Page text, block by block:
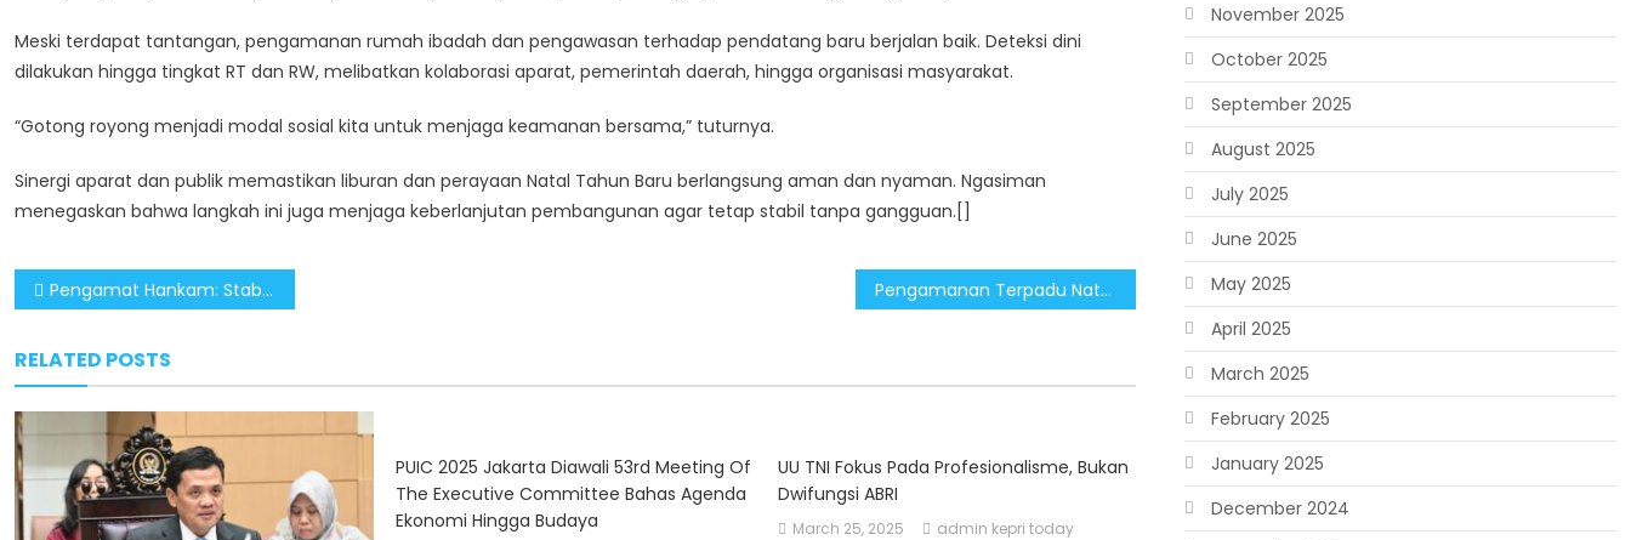
Meski terdapat tantangan, pengamanan rumah ibadah dan pengawasan terhadap pendatang baru berjalan baik. Deteksi dini
dilakukan hingga tingkat RT dan RW, melibatkan kolaborasi aparat, pemerintah daerah, hingga organisasi masyarakat.
“Gotong royong menjadi modal sosial kita untuk menjaga keamanan bersama,” tuturnya.
Sinergi aparat dan publik memastikan liburan dan perayaan Natal Tahun Baru berlangsung aman dan nyaman. Ngasiman
menegaskan bahwa langkah ini juga menjaga keberlanjutan pembangunan agar tetap stabil tanpa gangguan.[]
Continue
Reading
Post
Pengamat Hankam: Stabilitas Keamanan dan Logistik Jadi Fokus Utama Jelang Nataru Pengamanan Terpadu Nataru Wujud Komitmen Negara Hadir Lindungi Warga
RELATED POSTS
PUIC 2025 Jakarta Diawali 53rd Meeting Of
The Executive Committee Bahas Agenda
Ekonomi Hingga Budaya
UU TNI Fokus Pada Profesionalisme, Bukan
Dwifungsi ABRI
March 25, 2025 admin kepri today
November 2025
October 2025
September 2025
August 2025
July 2025
June 2025
May 2025
April 2025
March 2025
February 2025
January 2025
December 2024